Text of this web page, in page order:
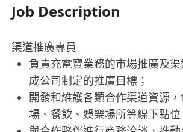
Job Description
渠道推廣專員
負責充電寶業務的市場推廣及
成公司制定的推廣目標；
開發和維護各類合作渠道資源
場、餐飲、娛樂場所等線下點位